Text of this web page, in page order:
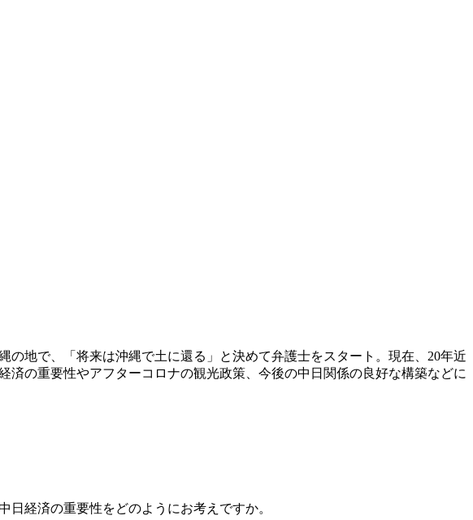
地で、「将来は沖縄で土に還る」と決めて弁護士をスタート。現在、20年近
の重要性やアフターコロナの観光政策、今後の中日関係の良好な構築などに
経済の重要性をどのようにお考えですか。